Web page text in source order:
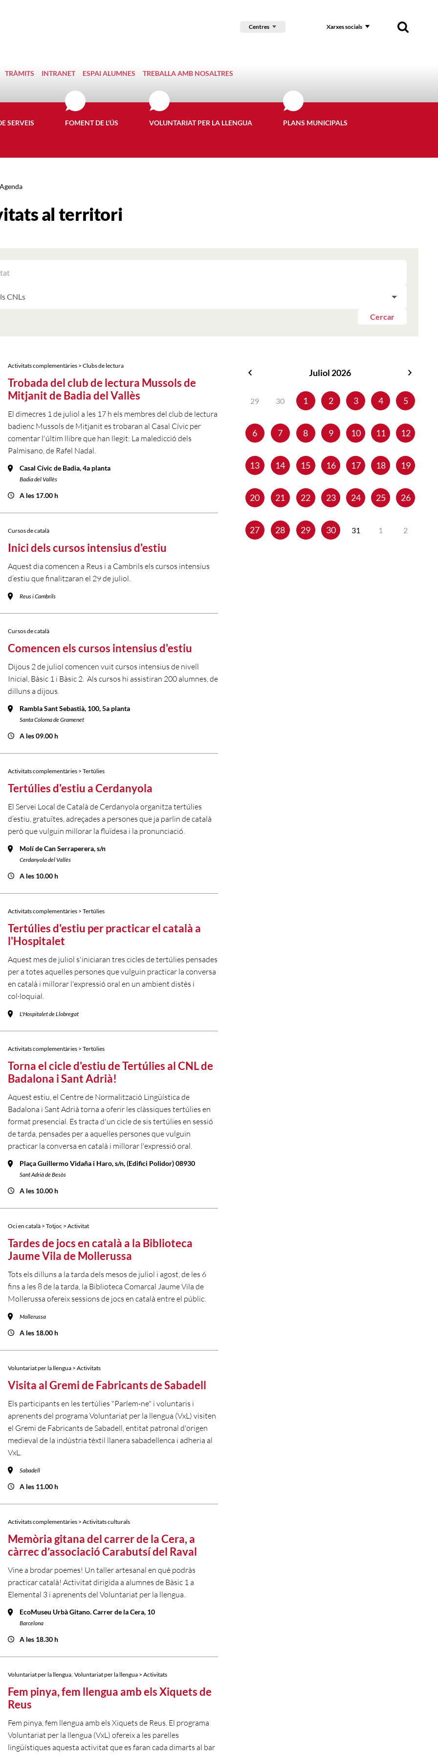
Centres Xarxes socials
TRÀMITS INTRANET ESPAI ALUMNES TREBALLA AMB NOSALTRES
SERVEIS FOMENT DE L'ÚS VOLUNTARIAT PER LA LLENGUA PLANS MUNICIPALS
Agenda
al territori
Cercar
Activitats complementàries > Clubs de lectura
Trobada del club de lectura Mussols de
Mitjanit de Badia del Vallès
El dimecres 1 de juliol a les 17 h els membres del club de lectura
badienc Mussols de Mitjanit es trobaran al Casal Cívic per
comentar l'últim llibre que han llegit: La maledicció dels
Palmisano, de Rafel Nadal.
Casal Cívic de Badia, 4a planta
Badia del Vallès
A les 17.00 h
Cursos de català
Inici dels cursos intensius d'estiu
Aquest dia comencen a Reus i a Cambrils els cursos intensius
d’estiu que finalitzaran el 29 de juliol.
Reus i Cambrils
Cursos de català
Comencen els cursos intensius d'estiu
Dijous 2 de juliol comencen vuit cursos intensius de nivell
Inicial, Bàsic 1 i Bàsic 2. Als cursos hi assistiran 200 alumnes, de
dilluns a dijous.
Rambla Sant Sebastià, 100, 5a planta
Santa Coloma de Gramenet
A les 09.00 h
Activitats complementàries > Tertúlies
Tertúlies d'estiu a Cerdanyola
El Servei Local de Català de Cerdanyola organitza tertúlies
d’estiu, gratuïtes, adreçades a persones que ja parlin de català
però que vulguin millorar la fluïdesa i la pronunciació.
Molí de Can Serraperera, s/n
Cerdanyola del Vallès
A les 10.00 h
Activitats complementàries > Tertúlies
Tertúlies d'estiu per practicar el català a
l'Hospitalet
Aquest mes de juliol s'iniciaran tres cicles de tertúlies pensades
per a totes aquelles persones que vulguin practicar la conversa
en català i millorar l'expressió oral en un ambient distès i
col·loquial.
L'Hospitalet de Llobregat
Activitats complementàries > Tertúlies
Torna el cicle d'estiu de Tertúlies al CNL de
Badalona i Sant Adrià!
Aquest estiu, el Centre de Normalització Lingüística de
Badalona i Sant Adrià torna a oferir les clàssiques tertúlies en
format presencial. Es tracta d'un cicle de sis tertúlies en sessió
de tarda, pensades per a aquelles persones que vulguin
practicar la conversa en català i millorar l'expressió oral.
Plaça Guillermo Vidaña i Haro, s/n, (Edifici Polidor) 08930
Sant Adrià de Besòs
A les 10.00 h
Oci en català > Totjoc > Activitat
Tardes de jocs en català a la Biblioteca
Jaume Vila de Mollerussa
Tots els dilluns a la tarda dels mesos de juliol i agost, de les 6
fins a les 8 de la tarda, la Biblioteca Comarcal Jaume Vila de
Mollerussa ofereix sessions de jocs en català entre el públic.
Mollerussa
A les 18.00 h
Voluntariat per la llengua > Activitats
Visita al Gremi de Fabricants de Sabadell
Els participants en les tertúlies "Parlem-ne" i voluntaris i
aprenents del programa Voluntariat per la llengua (VxL) visiten
el Gremi de Fabricants de Sabadell, entitat patronal d'origen
medieval de la indústria tèxtil llanera sabadellenca i adheria al
VxL.
Sabadell
A les 11.00 h
Activitats complementàries > Activitats culturals
Memòria gitana del carrer de la Cera, a
càrrec d’associació Carabutsí del Raval
Vine a brodar poemes! Un taller artesanal en què podràs
practicar català! Activitat dirigida a alumnes de Bàsic 1 a
Elemental 3 i aprenents del Voluntariat per la llengua.
EcoMuseu Urbà Gitano. Carrer de la Cera, 10
Barcelona
A les 18.30 h
Voluntariat per la llengua, Voluntariat per la llengua > Activitats
Fem pinya, fem llengua amb els Xiquets de
Reus
Fem pinya, fem llengua amb els Xiquets de Reus. El programa
Voluntariat per la llengua (VxL) ofereix a les parelles
lingüístiques aquesta activitat que es faran cada dimarts al bar
Juliol 2026
29 30 1 2 3 4 5
6 7 8 9 10 11 12
13 14 15 16 17 18 19
20 21 22 23 24 25 26
27 28 29 30 31 1 2